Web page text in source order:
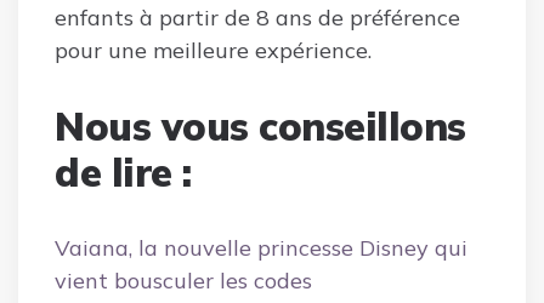
enfants à partir de 8 ans de préférence
pour une meilleure expérience.
Nous vous conseillons
de lire :
Vaiana, la nouvelle princesse Disney qui
vient bousculer les codes